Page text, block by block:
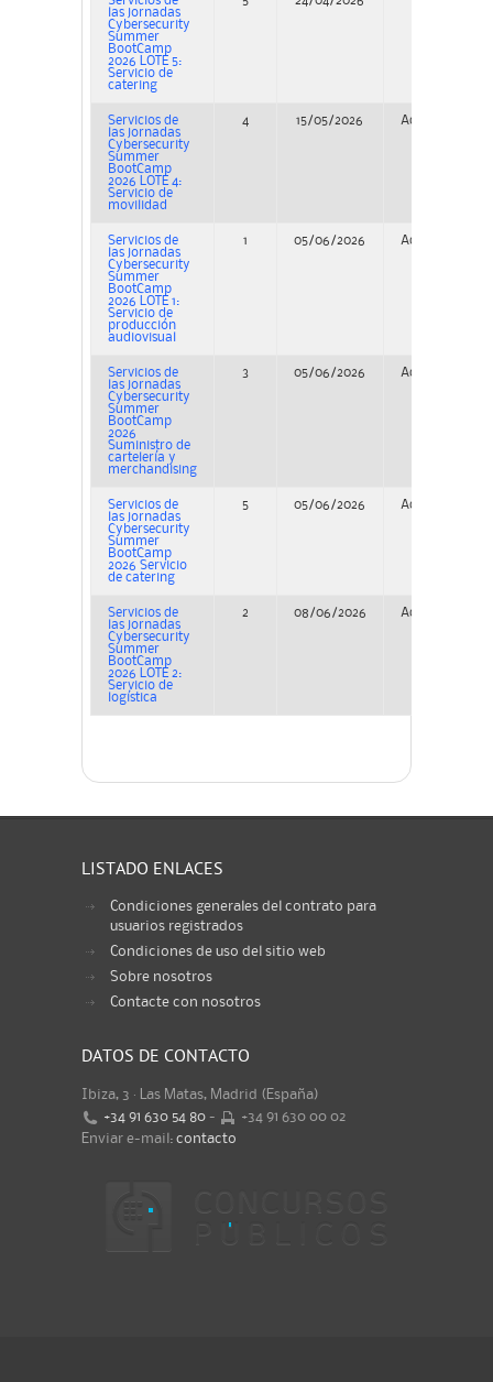
las jornadas
Cybersecurity
Summer
BootCamp
2026 LOTE 5:
Servicio de
catering
Servicios de
las jornadas
Cybersecurity
Summer
BootCamp
2026 LOTE 4:
Servicio de
movilidad
4 15/05/2026 Adjudicación
Servicios de
las jornadas
Cybersecurity
Summer
BootCamp
2026 LOTE 1:
Servicio de
producción
audiovisual
1 05/06/2026 Adjudicación
Servicios de
las jornadas
Cybersecurity
Summer
BootCamp
2026
Suministro de
cartelería y
merchandising
3 05/06/2026 Adjudicación
Servicios de
las jornadas
Cybersecurity
Summer
BootCamp
2026 Servicio
de catering
5 05/06/2026 Adjudicación
Servicios de
las jornadas
Cybersecurity
Summer
BootCamp
2026 LOTE 2:
Servicio de
logística
2 08/06/2026 Adjudicación
LISTADO ENLACES
Condiciones generales del contrato para
usuarios registrados
Condiciones de uso del sitio web
Sobre nosotros
Contacte con nosotros
DATOS DE CONTACTO
Ibiza, 3 · Las Matas, Madrid (España)
+34 91 630 54 80 -
+34 91 630 00 02
Enviar e-mail: contacto